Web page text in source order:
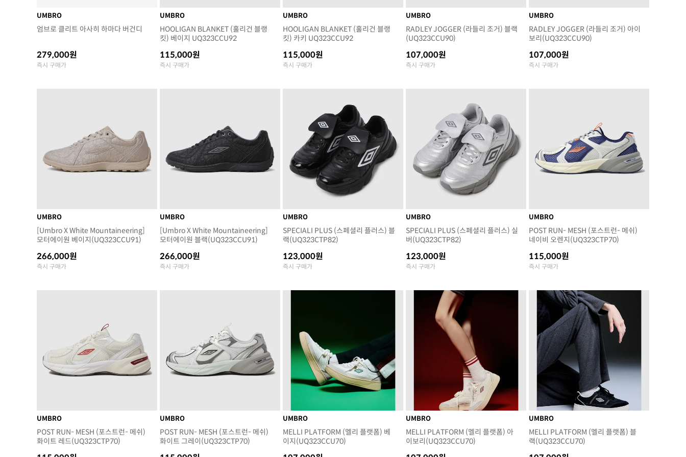
UMBRO
엄브로 클리트 아사히 하마다 버건디
279,000원
즉시 구매가
UMBRO
HOOLIGAN BLANKET (훌리건 블랭
킷) 베이지 UQ323CCU92
115,000원
즉시 구매가
UMBRO
HOOLIGAN BLANKET (훌리건 블랭
킷) 카키 UQ323CCU92
115,000원
즉시 구매가
UMBRO
RADLEY JOGGER (라들리 조거) 블랙
(UQ323CCU90)
107,000원
즉시 구매가
UMBRO
RADLEY JOGGER (라들리 조거) 아이
보리(UQ323CCU90)
107,000원
즉시 구매가
UMBRO
[Umbro X White Mountaineering]
모터에이원 베이지(UQ323CCU91)
266,000원
즉시 구매가
UMBRO
[Umbro X White Mountaineering]
모터에이원 블랙(UQ323CCU91)
266,000원
즉시 구매가
UMBRO
SPECIALI PLUS (스페셜리 플러스) 블
랙(UQ323CTP82)
123,000원
즉시 구매가
UMBRO
SPECIALI PLUS (스페셜리 플러스) 실
버(UQ323CTP82)
123,000원
즉시 구매가
UMBRO
POST RUN- MESH (포스트런- 메쉬)
네이비 오렌지(UQ323CTP70)
115,000원
즉시 구매가
UMBRO
POST RUN- MESH (포스트런- 메쉬)
화이트 레드(UQ323CTP70)
UMBRO
POST RUN- MESH (포스트런- 메쉬)
화이트 그레이(UQ323CTP70)
UMBRO
MELLI PLATFORM (멜리 플랫폼) 베
이지(UQ323CCU70)
UMBRO
MELLI PLATFORM (멜리 플랫폼) 아
이보리(UQ323CCU70)
UMBRO
MELLI PLATFORM (멜리 플랫폼) 블
랙(UQ323CCU70)